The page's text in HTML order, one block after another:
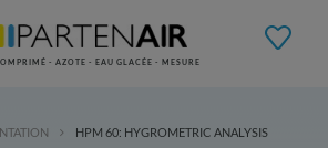
- AZOTE - EAU GLACÉE - MESURE
HPM 60: HYGROMETRIC ANALYSIS